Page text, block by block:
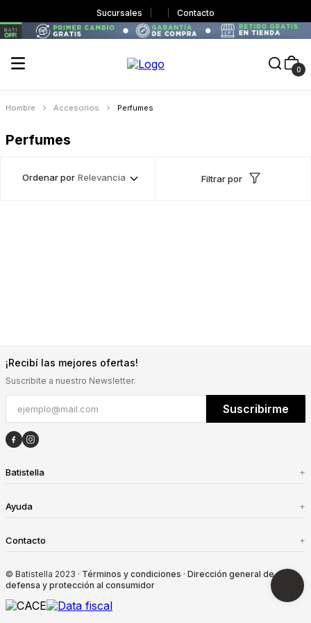
Sucursales Contacto
0
Hombre Accesorios Perfumes
Perfumes
Ordenar por Relevancia Filtrar
¡Recibí las mejores ofertas!
Suscribite a nuestro Newsletter.
Suscribirme
Batistella +
Ayuda +
Contacto +
© Batistella 2023 · Términos y condiciones · Dirección general de
defensa y protección al consumidor